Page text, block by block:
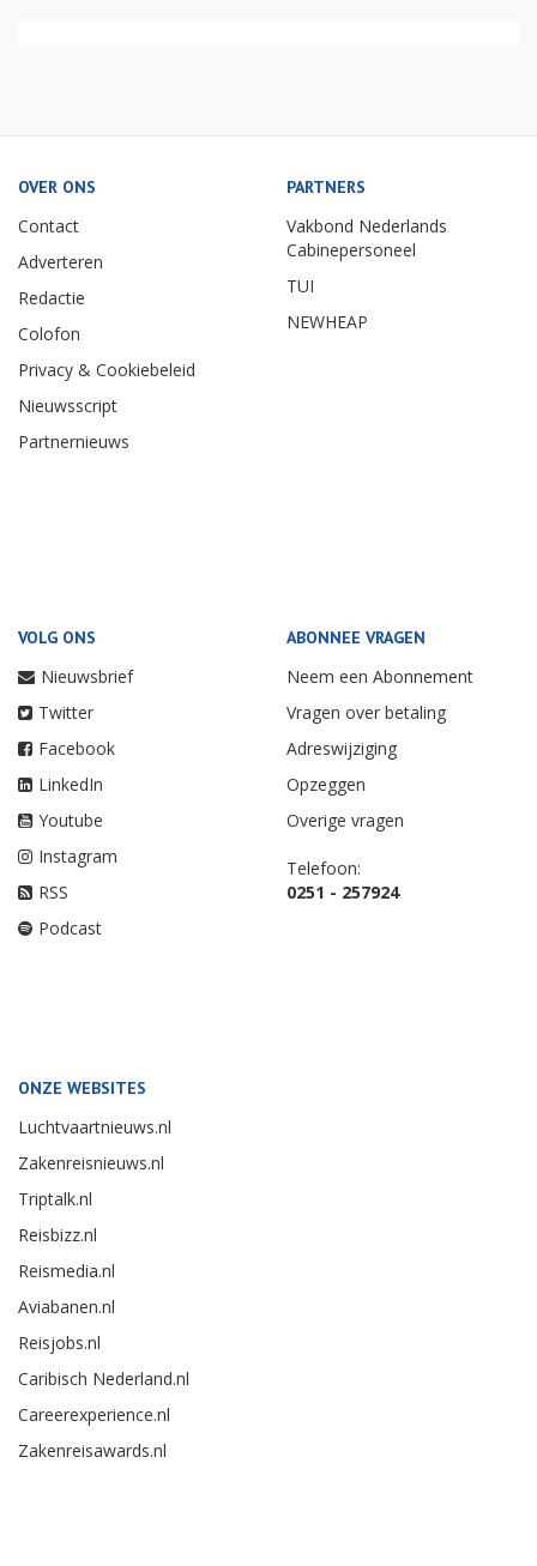
OVER ONS
Contact
Adverteren
Redactie
Colofon
Privacy & Cookiebeleid
Nieuwsscript
Partnernieuws
PARTNERS
Vakbond Nederlands
Cabinepersoneel
TUI
NEWHEAP
VOLG ONS
Nieuwsbrief
Twitter
Facebook
LinkedIn
Youtube
Instagram
RSS
Podcast
ABONNEE VRAGEN
Neem een Abonnement
Vragen over betaling
Adreswijziging
Opzeggen
Overige vragen
Telefoon:
0251 - 257924
ONZE WEBSITES
Luchtvaartnieuws.nl
Zakenreisnieuws.nl
Triptalk.nl
Reisbizz.nl
Reismedia.nl
Aviabanen.nl
Reisjobs.nl
Caribisch Nederland.nl
Careerexperience.nl
Zakenreisawards.nl